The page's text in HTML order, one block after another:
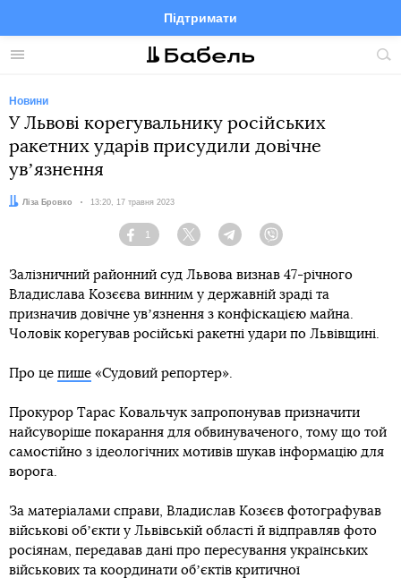
Меню
Підтримати
FacebookTelegramTwitter
Новини
У Львові корегувальнику російських
ракетних ударів присудили довічне
увʼязнення
Автор:
Ліза Бровко Дата:
13:20, 17 травня 2023
Facebook
1
Twitter TelegramViber
Залізничний районний суд Львова визнав 47-річного
Владислава Козєєва винним у державній зраді та
призначив довічне увʼязнення з конфіскацією майна.
Чоловік корегував російські ракетні удари по Львівщині.
Про це пише «Судовий репортер».
Прокурор Тарас Ковальчук запропонував призначити
найсуворіше покарання для обвинуваченого, тому що той
самостійно з ідеологічних мотивів шукав інформацію для
ворога.
За матеріалами справи, Владислав Козєєв фотографував
військові обʼєкти у Львівській області й відправляв фото
росіянам, передавав дані про пересування українських
військових та координати обʼєктів критичної